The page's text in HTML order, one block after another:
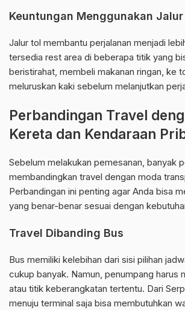
Keuntungan Menggunakan Jalur
Jalur tol membantu perjalanan menjadi
tersedia rest area di beberapa titik yang
beristirahat, membeli makanan ringan, ke
meluruskan kaki sebelum melanjutkan
Perbandingan Travel
Kereta dan Kendaraan
Sebelum melakukan pemesanan, banyak
membandingkan travel dengan moda
Perbandingan ini penting agar Anda bisa
yang benar-benar sesuai dengan
Travel Dibanding Bus
Bus memiliki kelebihan dari sisi pilihan
cukup banyak. Namun, penumpang harus
atau titik keberangkatan tertentu. Dari
menuju terminal saja bisa membutuhkan